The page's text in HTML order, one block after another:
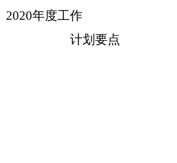
2020年度工作
计划要点